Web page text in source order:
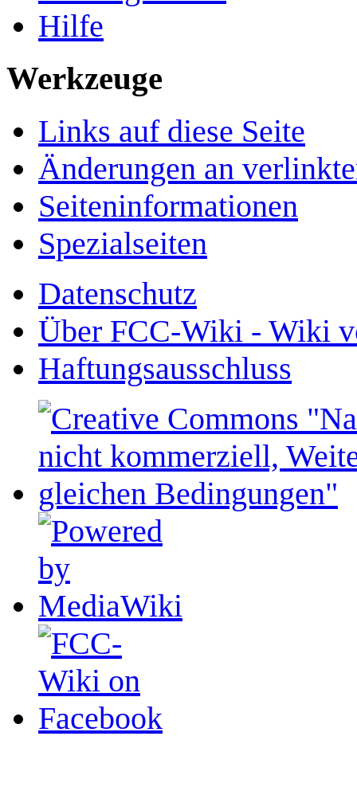
Hilfe
Werkzeuge
Links auf diese Seite
Änderungen an
Seiten­­informationen
Spezialseiten
Datenschutz
Über FCC-Wiki - Wiki
Haftungsausschluss